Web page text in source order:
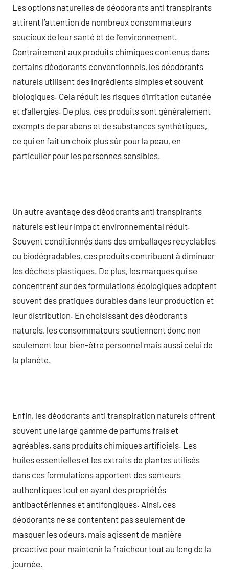
Les options naturelles de déodorants anti transpirants
attirent l’attention de nombreux consommateurs
soucieux de leur santé et de l’environnement.
Contrairement aux produits chimiques contenus dans
certains déodorants conventionnels, les déodorants
naturels utilisent des ingrédients simples et souvent
biologiques. Cela réduit les risques d’irritation cutanée
et d’allergies. De plus, ces produits sont généralement
exempts de parabens et de substances synthétiques,
ce qui en fait un choix plus sûr pour la peau, en
particulier pour les personnes sensibles.
Un autre avantage des déodorants anti transpirants
naturels est leur impact environnemental réduit.
Souvent conditionnés dans des emballages recyclables
ou biodégradables, ces produits contribuent à diminuer
les déchets plastiques. De plus, les marques qui se
concentrent sur des formulations écologiques adoptent
souvent des pratiques durables dans leur production et
leur distribution. En choisissant des déodorants
naturels, les consommateurs soutiennent donc non
seulement leur bien-être personnel mais aussi celui de
la planète.
Enfin, les déodorants anti transpiration naturels offrent
souvent une large gamme de parfums frais et
agréables, sans produits chimiques artificiels. Les
huiles essentielles et les extraits de plantes utilisés
dans ces formulations apportent des senteurs
authentiques tout en ayant des propriétés
antibactériennes et antifongiques. Ainsi, ces
déodorants ne se contentent pas seulement de
masquer les odeurs, mais agissent de manière
proactive pour maintenir la fraîcheur tout au long de la
journée.